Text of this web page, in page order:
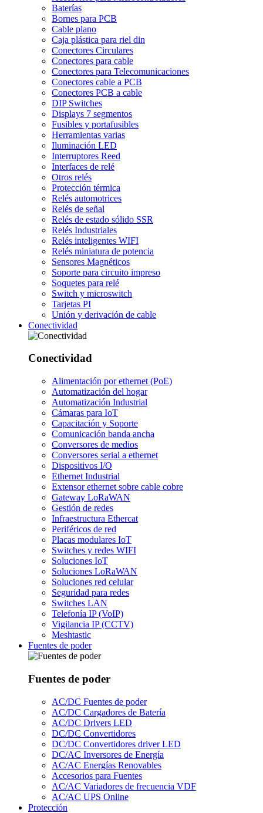
Baterías
Bornes para PCB
Cable plano
Caja plástica para riel din
Conectores Circulares
Conectores para cable
Conectores para Telecomunicaciones
Conectores cable a PCB
Conectores PCB a cable
DIP Switches
Displays 7 segmentos
Fusibles y portafusibles
Herramientas varias
Iluminación LED
Interruptores Reed
Interfaces de relé
Otros relés
Protección térmica
Relés automotrices
Relés de señal
Relés de estado sólido SSR
Relés Industriales
Relés inteligentes WIFI
Relés miniatura de potencia
Sensores Magnéticos
Soporte para circuito impreso
Soquetes para relé
Switch y microswitch
Tarjetas PI
Unión y derivación de cable
Conectividad
Conectividad
Alimentación por ethernet (PoE)
Automatización del hogar
Automatización Industrial
Cámaras para IoT
Capacitación y Soporte
Comunicación banda ancha
Conversores de medios
Conversores serial a ethernet
Dispositivos I/O
Ethernet Industrial
Extensor ethernet sobre cable cobre
Gateway LoRaWAN
Gestión de redes
Infraestructura Ethercat
Periféricos de red
Placas modulares IoT
Switches y redes WIFI
Soluciones IoT
Soluciones LoRaWAN
Soluciones red celular
Seguridad para redes
Switches LAN
Telefonía IP (VoIP)
Vigilancia IP (CCTV)
Meshtastic
Fuentes de poder
Fuentes de poder
AC/DC Fuentes de poder
AC/DC Cargadores de Batería
AC/DC Drivers LED
DC/DC Convertidores
DC/DC Convertidores driver LED
DC/AC Inversores de Energía
AC/AC Energías Renovables
Accesorios para Fuentes
AC/AC Variadores de frecuencia VDF
AC/AC UPS Online
Protección